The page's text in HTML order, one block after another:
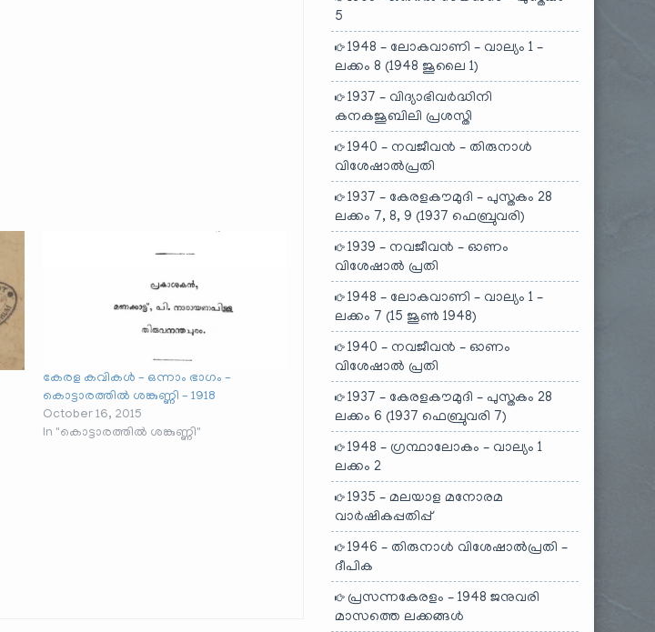
കേരള കവികൾ – ഒന്നാം ഭാഗം –
കൊട്ടാരത്തിൽ ശങ്കുണ്ണി – 1918
October 16, 2015
In "കൊട്ടാരത്തിൽ ശങ്കുണ്ണി"
5
1948 – ലോകവാണി – വാല്യം 1 –
ലക്കം 8 (1948 ജൂലൈ 1)
1937 – വിദ്യാഭിവർദ്ധിനി
കനകജൂബിലി പ്രശസ്തി
1940 – നവജീവൻ – തിരുനാൾ
വിശേഷാൽപ്രതി
1937 – കേരളകൗമുദി – പുസ്തകം 28
ലക്കം 7, 8, 9 (1937 ഫെബ്രുവരി)
1939 – നവജീവൻ – ഓണം
വിശേഷാൽ പ്രതി
1948 – ലോകവാണി – വാല്യം 1 –
ലക്കം 7 (15 ജൂൺ 1948)
1940 – നവജീവൻ – ഓണം
വിശേഷാൽ പ്രതി
1937 – കേരളകൗമുദി – പുസ്തകം 28
ലക്കം 6 (1937 ഫെബ്രുവരി 7)
1948 – ഗ്രന്ഥാലോകം – വാല്യം 1
ലക്കം 2
1935 – മലയാള മനോരമ
വാർഷികപ്പതിപ്പ്
1946 – തിരുനാൾ വിശേഷാൽപ്രതി –
ദീപിക
പ്രസന്നകേരളം – 1948 ജനുവരി
മാസത്തെ ലക്കങ്ങൾ